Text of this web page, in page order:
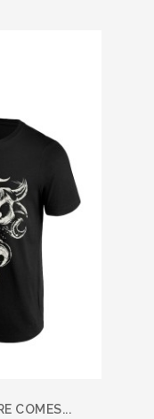
COMES...